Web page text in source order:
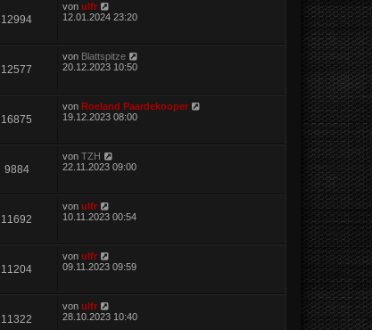
12994
von ulfr
12.01.2024 23:20
12577
von Blattspitze
20.12.2023 10:50
16875
von Roeland Paardekooper
19.12.2023 08:00
9884
von TZH
22.11.2023 09:00
11692
von ulfr
10.11.2023 00:54
11204
von ulfr
09.11.2023 09:59
11322
von ulfr
28.10.2023 10:40